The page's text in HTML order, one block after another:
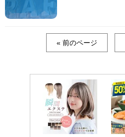
« 前のページ